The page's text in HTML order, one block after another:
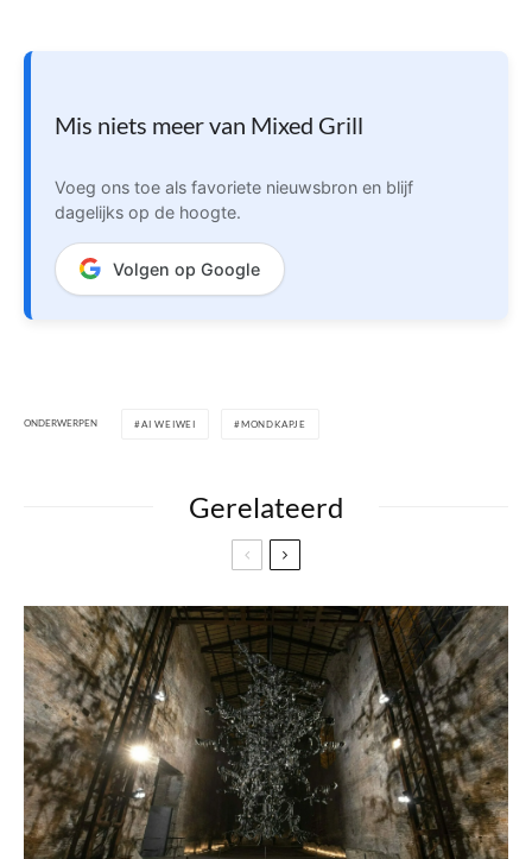
Mis niets meer van Mixed Grill
Voeg ons toe als favoriete nieuwsbron en blijf
dagelijks op de hoogte.
Volgen op Google
ONDERWERPEN AI WEIWEI MONDKAPJE
Gerelateerd